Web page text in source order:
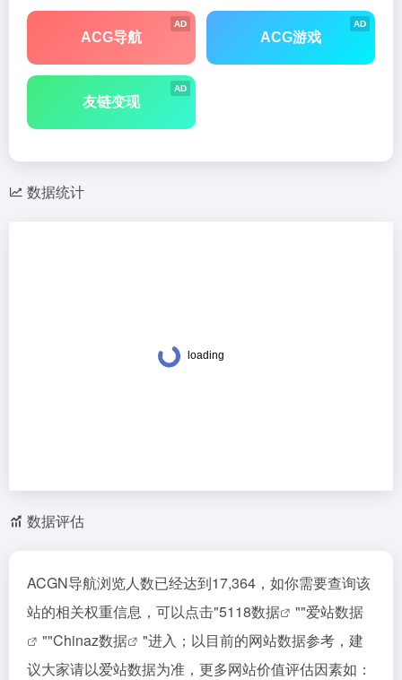
AD
ACG导航
AD
ACG游戏
AD
友链变现
数据统计
数据评估
ACGN导航浏览人数已经达到17,364，如你需要查询该
站的相关权重信息，可以点击"5118数据 ""爱站数据
""Chinaz数据
"进入；以目前的网站数据参考，建
议大家请以爱站数据为准，更多网站价值评估因素如：